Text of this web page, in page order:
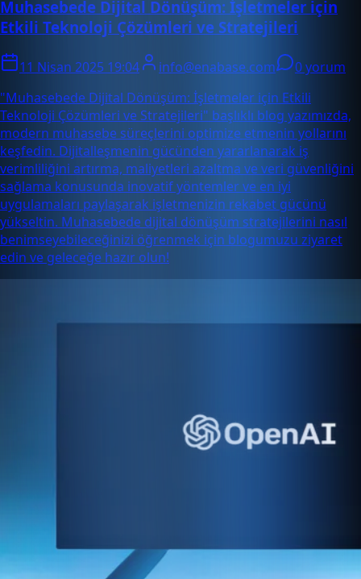
Muhasebede Dijital Dönüşüm: İşletmeler için
Etkili Teknoloji Çözümleri ve Stratejileri
11 Nisan 2025 19:04 info@enabase.com
0 yorum
"Muhasebede Dijital Dönüşüm: İşletmeler için Etkili
Teknoloji Çözümleri ve Stratejileri" başlıklı blog yazımızda,
modern muhasebe süreçlerini optimize etmenin yollarını
keşfedin. Dijitalleşmenin gücünden yararlanarak iş
verimliliğini artırma, maliyetleri azaltma ve veri güvenliğini
sağlama konusunda inovatif yöntemler ve en iyi
uygulamaları paylaşarak işletmenizin rekabet gücünü
yükseltin. Muhasebede dijital dönüşüm stratejilerini nasıl
benimseyebileceğinizi öğrenmek için blogumuzu ziyaret
edin ve geleceğe hazır olun!